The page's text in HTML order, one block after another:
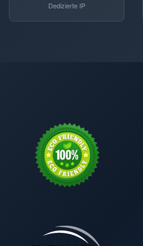
Dedizierte IP